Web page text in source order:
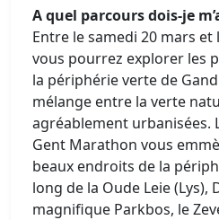
A quel parcours dois-je
Entre le samedi 20 mars et
vous pourrez explorer les
la périphérie verte de
mélange entre la verte
agréablement urbanisées.
Gent Marathon vous
beaux endroits de la
long de la Oude Leie (Lys),
magnifique Parkbos, le